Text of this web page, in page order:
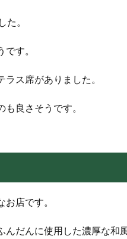
た。
す。
ス席がありました。
良さそうです。
店です。
だんに使用した濃厚な和